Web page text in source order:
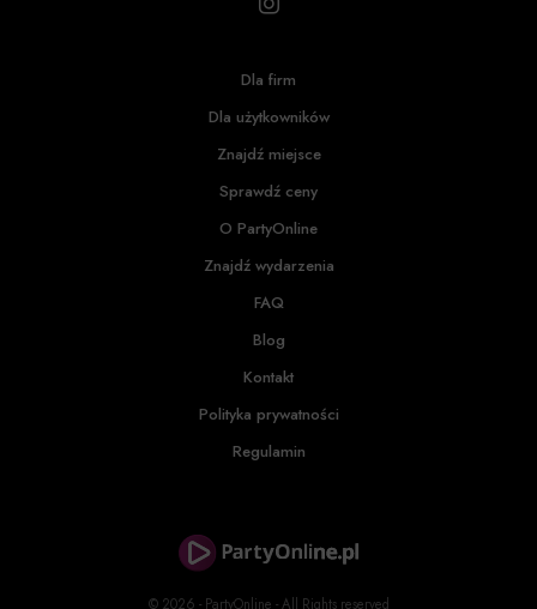
© 2026 - PartyOnline - All Rights reserved
Dla firm
Dla użytkowników
Znajdź miejsce
Sprawdź ceny
O PartyOnline
Znajdź wydarzenia
FAQ
Blog
Kontakt
Polityka prywatności
Regulamin